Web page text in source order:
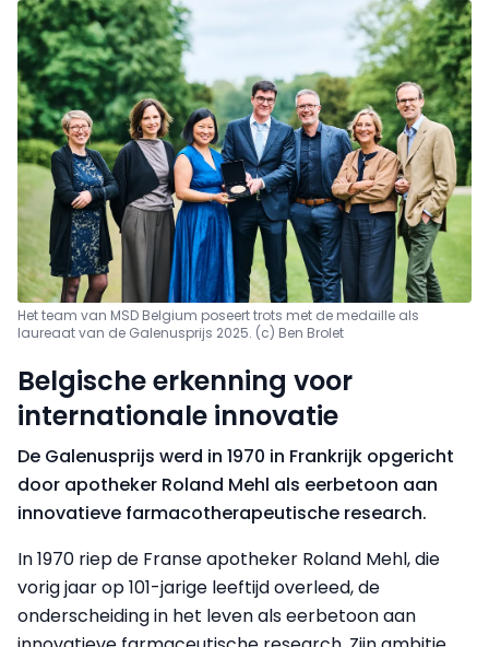
Het team van MSD Belgium poseert trots met de medaille als
laureaat van de Galenusprijs 2025. (c) Ben Brolet
Belgische erkenning voor
internationale innovatie
De Galenusprijs werd in 1970 in Frankrijk opgericht
door apotheker Roland Mehl als eerbetoon aan
innovatieve farmacotherapeutische research.
In 1970 riep de Franse apotheker Roland Mehl, die
vorig jaar op 101-jarige leeftijd overleed, de
onderscheiding in het leven als eerbetoon aan